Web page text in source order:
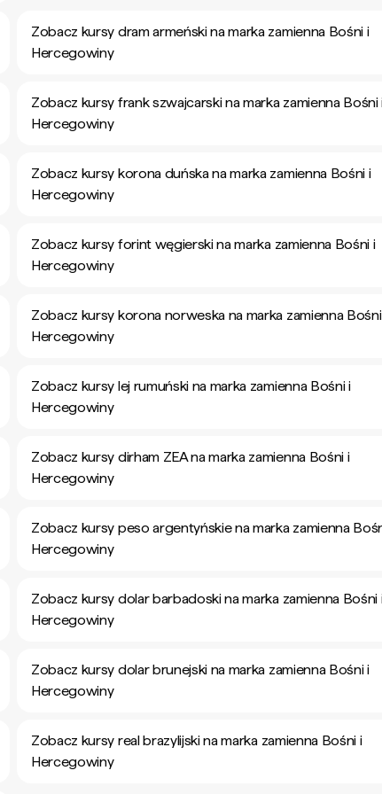
Zobacz kursy dram armeński na marka zamienna Bośni i
Hercegowiny
Zobacz kursy frank szwajcarski na marka zamienna Bośni
Hercegowiny
Zobacz kursy korona duńska na marka zamienna Bośni i
Hercegowiny
Zobacz kursy forint węgierski na marka zamienna Bośni i
Hercegowiny
Zobacz kursy korona norweska na marka zamienna
Hercegowiny
Zobacz kursy lej rumuński na marka zamienna Bośni i
Hercegowiny
Zobacz kursy dirham ZEA na marka zamienna Bośni i
Hercegowiny
Zobacz kursy peso argentyńskie na marka zamienna
Hercegowiny
Zobacz kursy dolar barbadoski na marka zamienna Bośni
Hercegowiny
Zobacz kursy dolar brunejski na marka zamienna Bośni i
Hercegowiny
Zobacz kursy real brazylijski na marka zamienna Bośni i
Hercegowiny